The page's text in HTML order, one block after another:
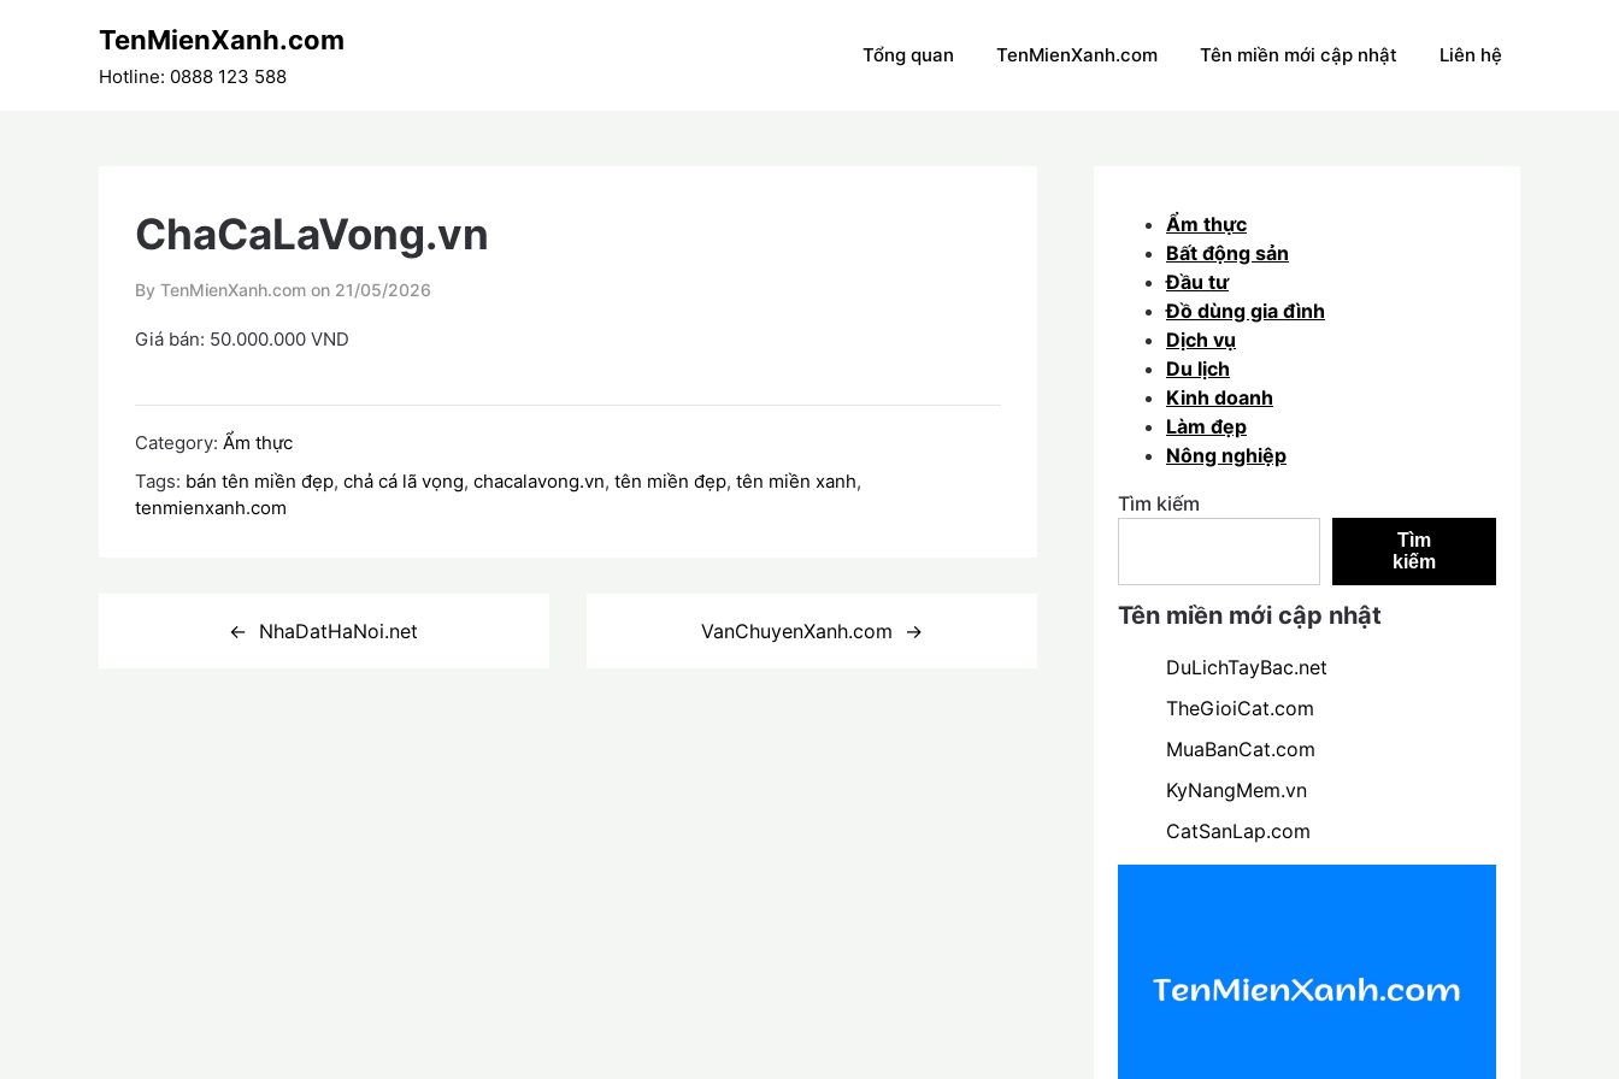
TenMienXanh.com
Hotline: 0888 123 588
Tổng quan TenMienXanh.com Tên miền mới cập nhật Liên hệ
ChaCaLaVong.vn
By TenMienXanh.com on 21/05/2026
Giá bán: 50.000.000 VND
Category: Ẩm thực
Tags: bán tên miền đẹp, chả cá lã vọng, chacalavong.vn, tên miền đẹp, tên miền xanh,
tenmienxanh.com
NhaDatHaNoi.net VanChuyenXanh.com
Ẩm thực
Bất động sản
Đầu tư
Đồ dùng gia đình
Dịch vụ
Du lịch
Kinh doanh
Làm đẹp
Nông nghiệp
Tìm kiếm
Tìm
kiếm
Tên miền mới cập nhật
DuLichTayBac.net
TheGioiCat.com
MuaBanCat.com
KyNangMem.vn
CatSanLap.com